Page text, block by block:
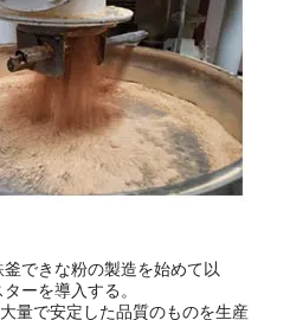
できな粉の製造を始めて以
ーを導入する。
量で安定した品質のものを生産